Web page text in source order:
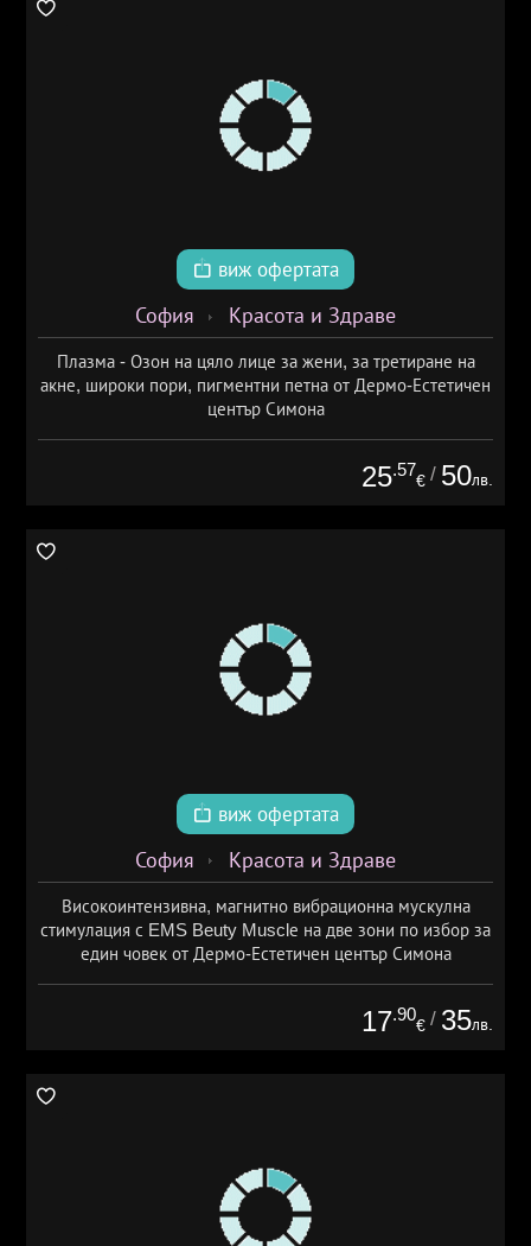
виж офертата
София Красота и Здраве
Плазма - Озон на цяло лице за жени, за третиране на
акне, широки пори, пигментни петна от Дермо-Естетичен
център Симона
25.57
€ / 50лв.
виж офертата
София Красота и Здраве
Високоинтензивна, магнитно вибрационна мускулна
стимулация с EMS Beuty Musclе на две зони по избор за
един човек от Дермо-Естетичен център Симона
17.90
€ / 35лв.